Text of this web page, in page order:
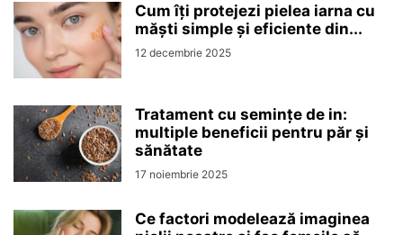
Cum îți protejezi pielea iarna cu
măști simple și eficiente din...
12 decembrie 2025
Tratament cu semințe de in:
multiple beneficii pentru păr și
sănătate
17 noiembrie 2025
Ce factori modelează imaginea